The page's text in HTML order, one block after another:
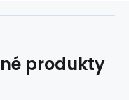
produkty